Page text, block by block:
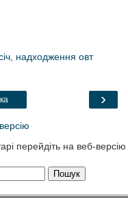
надходження овт
›
перейдіть на веб-версію